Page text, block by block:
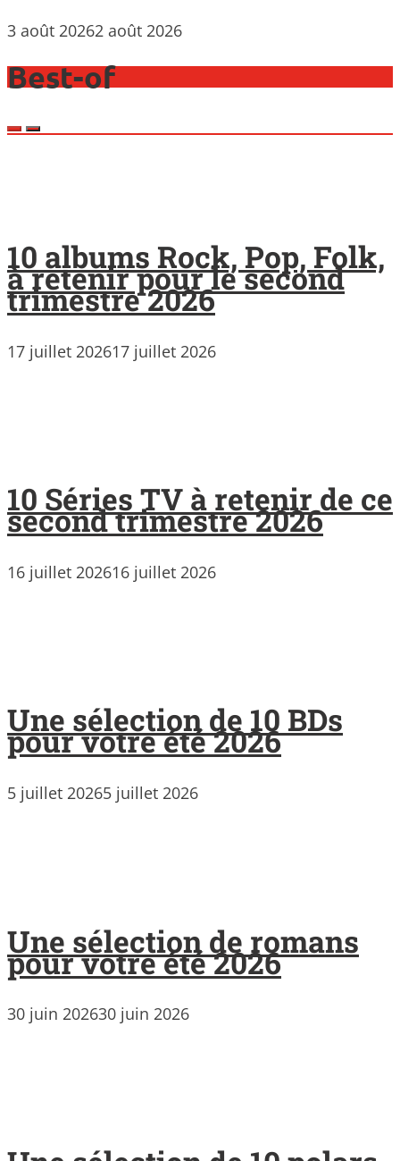
3 août 20262 août 2026
Best-of
10 albums Rock, Pop, Folk,
à retenir pour le second
trimestre 2026
17 juillet 202617 juillet 2026
10 Séries TV à retenir de ce
second trimestre 2026
16 juillet 202616 juillet 2026
Une sélection de 10 BDs
pour votre été 2026
5 juillet 20265 juillet 2026
Une sélection de romans
pour votre été 2026
30 juin 202630 juin 2026